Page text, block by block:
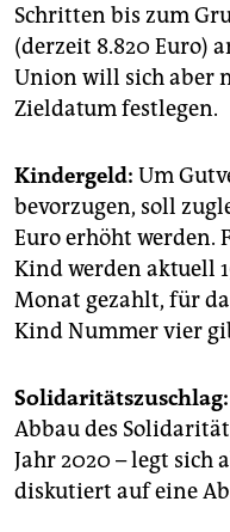
Schritten bis zum
(derzeit 8.820 Euro)
Union will sich aber
Zieldatum festlegen.
Kindergeld: Um
bevorzugen, soll
Euro erhöht werden.
Kind werden aktuell
Monat gezahlt, für
Kind Nummer vier
Solidaritätszuschlag:
Abbau des
Jahr 2020 – legt
diskutiert auf eine